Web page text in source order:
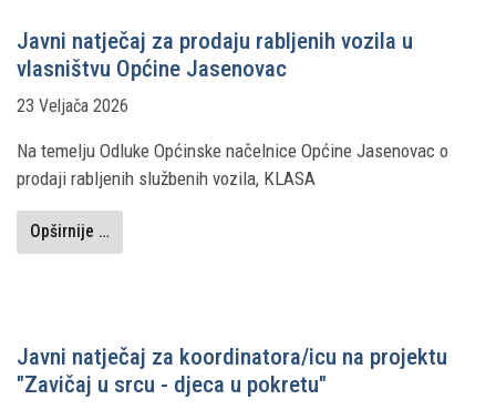
Javni natječaj za prodaju rabljenih vozila u
vlasništvu Općine Jasenovac
23 Veljača 2026
Na temelju Odluke Općinske načelnice Općine Jasenovac o
prodaji rabljenih službenih vozila, KLASA
Opširnije …
Javni natječaj za koordinatora/icu na projektu
"Zavičaj u srcu - djeca u pokretu"